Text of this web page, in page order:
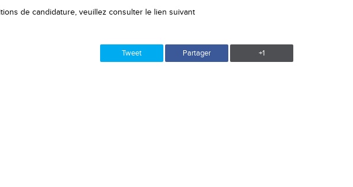
de candidature, veuillez consulter le lien suivant
Tweet Partager +1